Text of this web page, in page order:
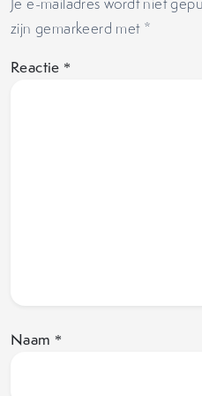
zijn gemarkeerd met *
Reactie *
Naam *